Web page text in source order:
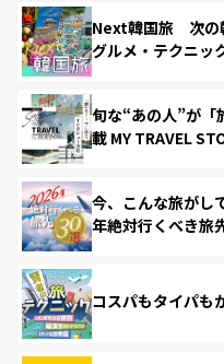
Next韓国旅 次の
グルメ・テクニッ
旬な“あの人”が「
載 MY TRAVEL
今、こんな旅がし
年絶対行くべき旅
コスパもタイパも